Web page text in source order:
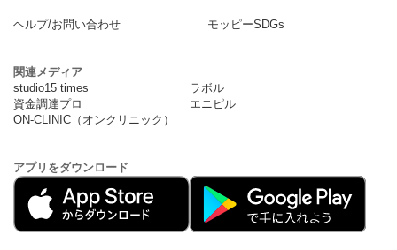
ヘルプ/お問い合わせ モッピーSDGs
関連メディア
studio15 times
ラボル
資金調達プロ
エニピル
ON-CLINIC（オンクリニック）
アプリをダウンロード